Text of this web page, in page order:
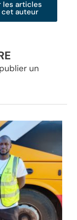
les articles
auteur
un